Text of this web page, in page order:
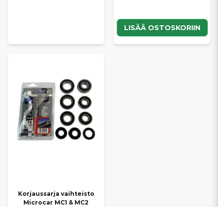
LISÄÄ OSTOSKORIIN
Korjaussarja vaihteisto
Microcar MC1 & MC2